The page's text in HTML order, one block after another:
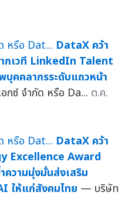
DataX คว้า
กเวที LinkedIn Talent
คคลากรระดับแถวหน้า
กซ์ จำกัด หรือ Da... ต.ค.
DataX คว้า
Excellence Award
ความมุ่งมั่นส่งเสริม
ให้แก่สังคมไทย — บริษัท